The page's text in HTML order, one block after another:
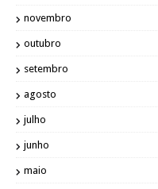
novembro
outubro
setembro
agosto
julho
junho
maio